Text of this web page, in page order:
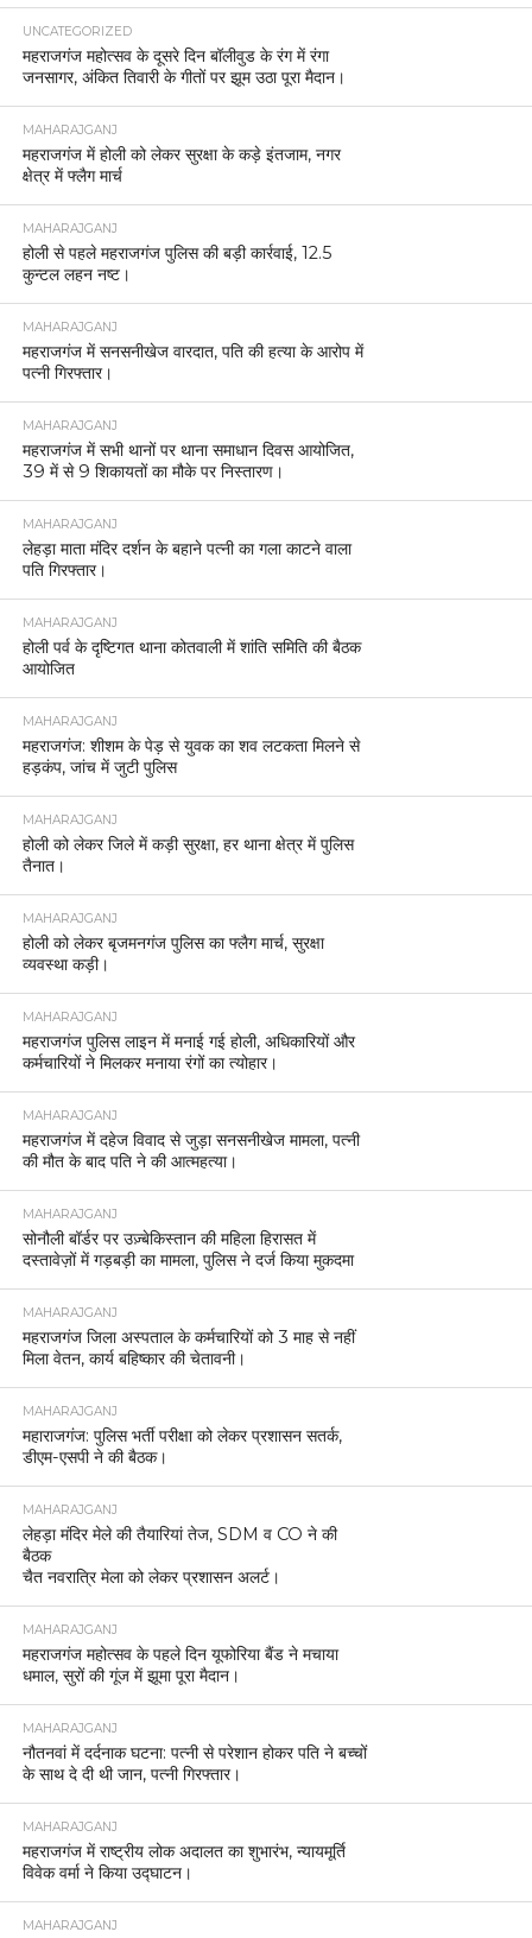
UNCATEGORIZED
महराजगंज महोत्सव के दूसरे दिन बॉलीवुड के रंग में रंगा
जनसागर, अंकित तिवारी के गीतों पर झूम उठा पूरा मैदान।
MAHARAJGANJ
महराजगंज में होली को लेकर सुरक्षा के कड़े इंतजाम, नगर
क्षेत्र में फ्लैग मार्च
MAHARAJGANJ
होली से पहले महराजगंज पुलिस की बड़ी कार्रवाई, 12.5
कुन्टल लहन नष्ट।
MAHARAJGANJ
महराजगंज में सनसनीखेज वारदात, पति की हत्या के आरोप में
पत्नी गिरफ्तार।
MAHARAJGANJ
महराजगंज में सभी थानों पर थाना समाधान दिवस आयोजित,
39 में से 9 शिकायतों का मौके पर निस्तारण।
MAHARAJGANJ
लेहड़ा माता मंदिर दर्शन के बहाने पत्नी का गला काटने वाला
पति गिरफ्तार।
MAHARAJGANJ
होली पर्व के दृष्टिगत थाना कोतवाली में शांति समिति की बैठक
आयोजित
MAHARAJGANJ
महराजगंज: शीशम के पेड़ से युवक का शव लटकता मिलने से
हड़कंप, जांच में जुटी पुलिस
MAHARAJGANJ
होली को लेकर जिले में कड़ी सुरक्षा, हर थाना क्षेत्र में पुलिस
तैनात।
MAHARAJGANJ
होली को लेकर बृजमनगंज पुलिस का फ्लैग मार्च, सुरक्षा
व्यवस्था कड़ी।
MAHARAJGANJ
महराजगंज पुलिस लाइन में मनाई गई होली, अधिकारियों और
कर्मचारियों ने मिलकर मनाया रंगों का त्योहार।
MAHARAJGANJ
महराजगंज में दहेज विवाद से जुड़ा सनसनीखेज मामला, पत्नी
की मौत के बाद पति ने की आत्महत्या।
MAHARAJGANJ
सोनौली बॉर्डर पर उज़्बेकिस्तान की महिला हिरासत में
दस्तावेज़ों में गड़बड़ी का मामला, पुलिस ने दर्ज किया मुकदमा
MAHARAJGANJ
महराजगंज जिला अस्पताल के कर्मचारियों को 3 माह से नहीं
मिला वेतन, कार्य बहिष्कार की चेतावनी।
MAHARAJGANJ
महाराजगंज: पुलिस भर्ती परीक्षा को लेकर प्रशासन सतर्क,
डीएम-एसपी ने की बैठक।
MAHARAJGANJ
लेहड़ा मंदिर मेले की तैयारियां तेज, SDM व CO ने की
बैठक
चैत नवरात्रि मेला को लेकर प्रशासन अलर्ट।
MAHARAJGANJ
महराजगंज महोत्सव के पहले दिन यूफोरिया बैंड ने मचाया
धमाल, सुरों की गूंज में झूमा पूरा मैदान।
MAHARAJGANJ
नौतनवां में दर्दनाक घटना: पत्नी से परेशान होकर पति ने बच्चों
के साथ दे दी थी जान, पत्नी गिरफ्तार।
MAHARAJGANJ
महराजगंज में राष्ट्रीय लोक अदालत का शुभारंभ, न्यायमूर्ति
विवेक वर्मा ने किया उद्घाटन।
MAHARAJGANJ